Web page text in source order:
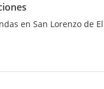
en San Lorenzo de